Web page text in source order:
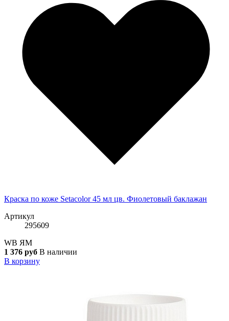
Краска по коже Setacolor 45 мл цв. Фиолетовый баклажан
Артикул
295609
WB ЯМ
1 376 руб В наличии
В корзину